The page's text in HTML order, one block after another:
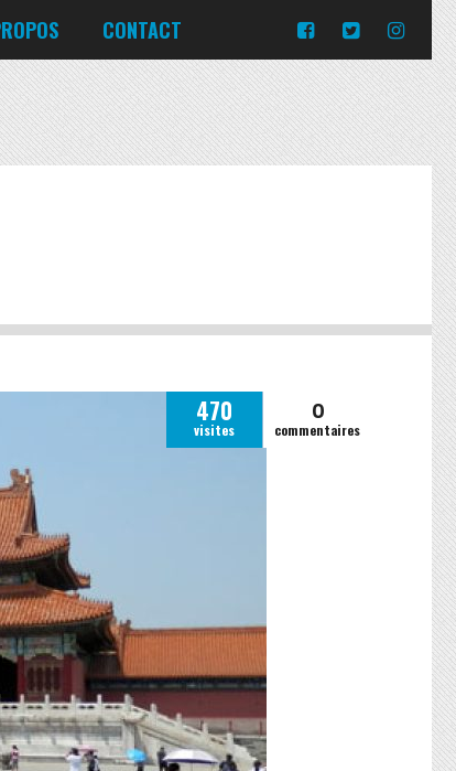
Corée du Sud
Emirats Arabes Unis
Japon
Islande
Italie
Lituanie
Portugal
Ukraine
République tchèque
CONTACT
Moldavie
Norvège
Pologne
Russie
Slovaquie
Slovénie
470
visites
0
commentaires